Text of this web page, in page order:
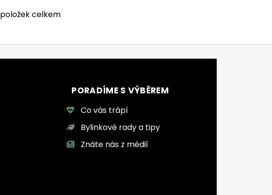
Ovládací prvky výpisu
položek celkem
PORADÍME S VÝBĚREM
Co vás trápí
Bylinkové rady a tipy
Znáte nás z médií